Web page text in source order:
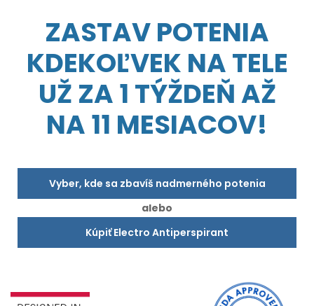
ZASTAV POTENIA
KDEKOĽVEK NA TELE
UŽ ZA 1 TÝŽDEŇ AŽ
NA 11 MESIACOV!
Vyber, kde sa zbavíš nadmerného potenia
alebo
Kúpiť Electro Antiperspirant